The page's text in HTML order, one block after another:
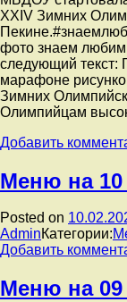
XXIV Зимних
фото знаем любим
следующий текст:
марафоне
Зимних
Олимпийцам
Добавить
Меню на 10
Posted on
AdminКатегории:
Добавить
Меню на 09